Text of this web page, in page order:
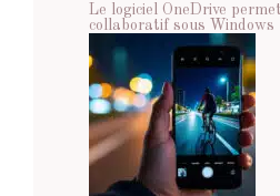
Le logiciel OneDrive
collaboratif sous Windows